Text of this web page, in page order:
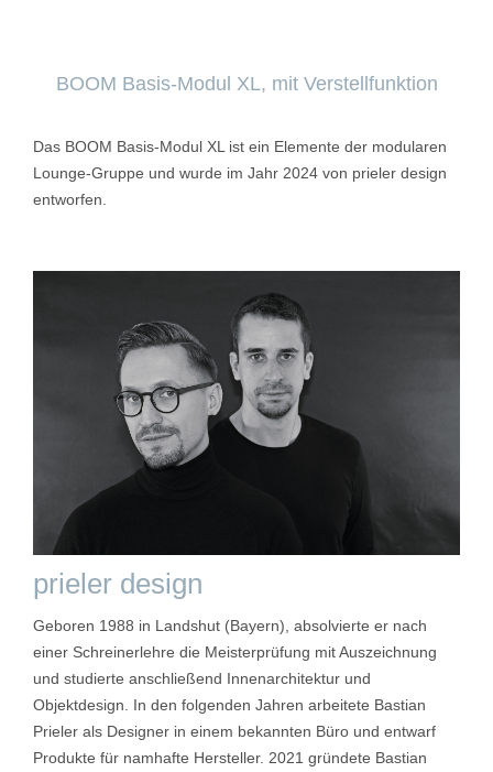
BOOM Basis-Modul XL, mit Verstellfunktion
Das BOOM Basis-Modul XL ist ein Elemente der modularen
Lounge-Gruppe und wurde im Jahr 2024 von prieler design
entworfen.
prieler design
Geboren 1988 in Landshut (Bayern), absolvierte er nach
einer Schreinerlehre die Meisterprüfung mit Auszeichnung
und studierte anschließend Innenarchitektur und
Objektdesign. In den folgenden Jahren arbeitete Bastian
Prieler als Designer in einem bekannten Büro und entwarf
Produkte für namhafte Hersteller. 2021 gründete Bastian